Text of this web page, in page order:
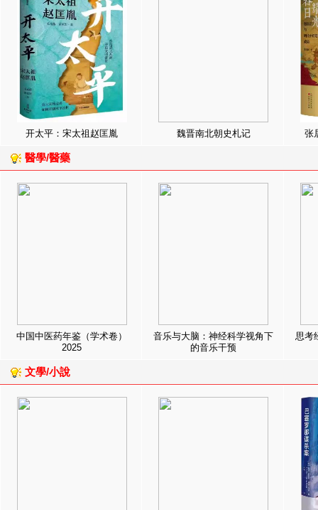
开太平：宋太祖赵匡胤 魏晋南北朝史札记 张
醫學/醫藥
中国中医药年鉴（学术卷）
2025
音乐与大脑：神经科学视角下
的音乐干预
思考
文學/小說